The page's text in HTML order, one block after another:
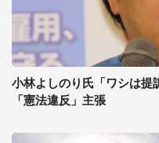
小林よしのり氏「ワシは提
「憲法違反」主張